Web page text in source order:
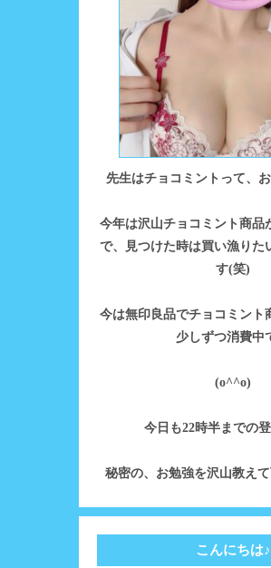
先生はチョコミントって、
今年は沢山チョコミント商品
で、見つけた時は買い漁りた
す(笑)
今は無印良品でチョコミント
少しずつ消費中
(o^^o)
今日も22時半までの
秘密の、お勉強を沢山教え
こんにちは♪